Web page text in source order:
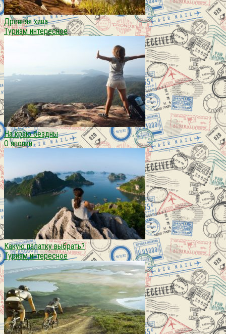
Древняя хива
Туризм интересное
На краю бездны
О японии
Какую палатку выбрать?
Туризм интересное